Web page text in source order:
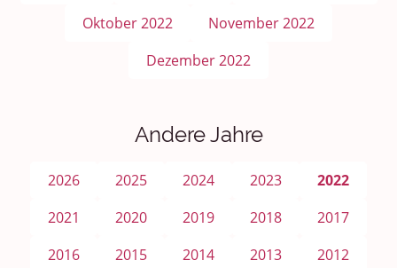
Oktober 2022
November 2022
Dezember 2022
Andere Jahre
2026 2025 2024 2023
2022
2021
2020 2019 2018
2017
2016
2015 2014 2013
2012